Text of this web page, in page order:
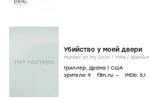
Убийство у моей двери
Murder at My Door / 1996 / фильм
триллер, драма / США
зрители: 9 film.ru: – IMDb: 5,1